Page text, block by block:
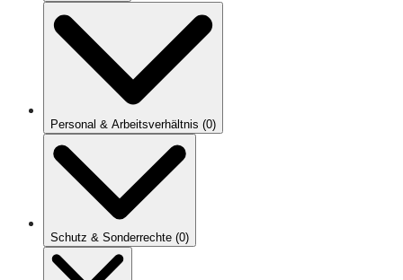
Personal & Arbeitsverhältnis (0)
Schutz & Sonderrechte (0)